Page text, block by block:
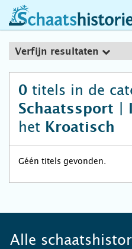
schaatshistorie.nl
Verfijn resultaten
0 titels in de
Schaatssport |
het Kroatisch
Géén titels gevonden.
Alle